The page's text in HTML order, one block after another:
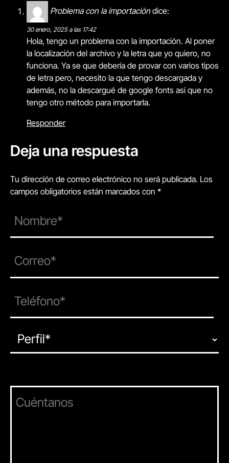
Problema con la importación dice:
30 enero, 2025 a las 17:42
Hola, tengo un problema con la importación. Al poner
la localización del archivo y la letra que yo quiero, no
funciona. Ya se que debería de provar con varios tipos
de letra pero, necesito la que tengo descargada y
además, no la descargué de google fonts así que no
tengo otro método para importarla.
Responder
Deja una respuesta
Tu dirección de correo electrónico no será publicada. Los
campos obligatorios están marcados con *